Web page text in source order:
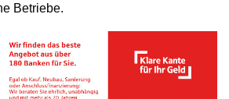
Betriebe.